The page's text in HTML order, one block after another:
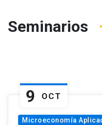
Seminarios
9 OCT
Microeconomía